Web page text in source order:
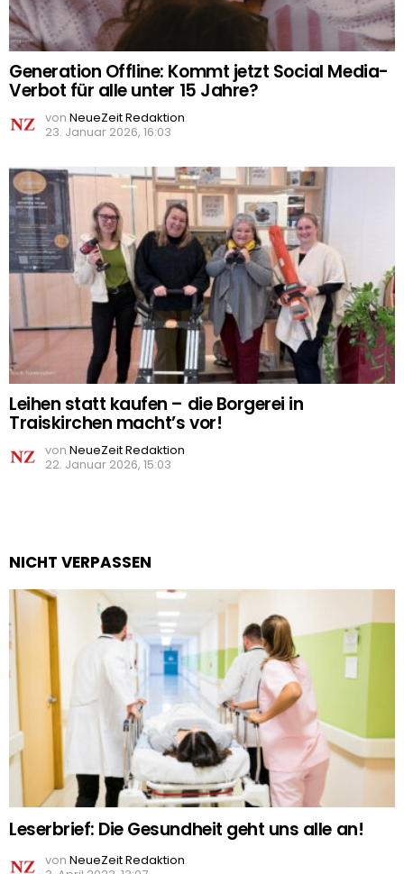
Generation Offline: Kommt jetzt Social Media-
Verbot für alle unter 15 Jahre?
von NeueZeit Redaktion
23. Januar 2026, 16:03
Leihen statt kaufen – die Borgerei in
Traiskirchen macht’s vor!
von NeueZeit Redaktion
22. Januar 2026, 15:03
NICHT VERPASSEN
Leserbrief: Die Gesundheit geht uns alle an!
von NeueZeit Redaktion